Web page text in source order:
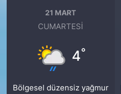
21 MART
CUMARTESI
4°
Bölgesel düzensiz yağmur